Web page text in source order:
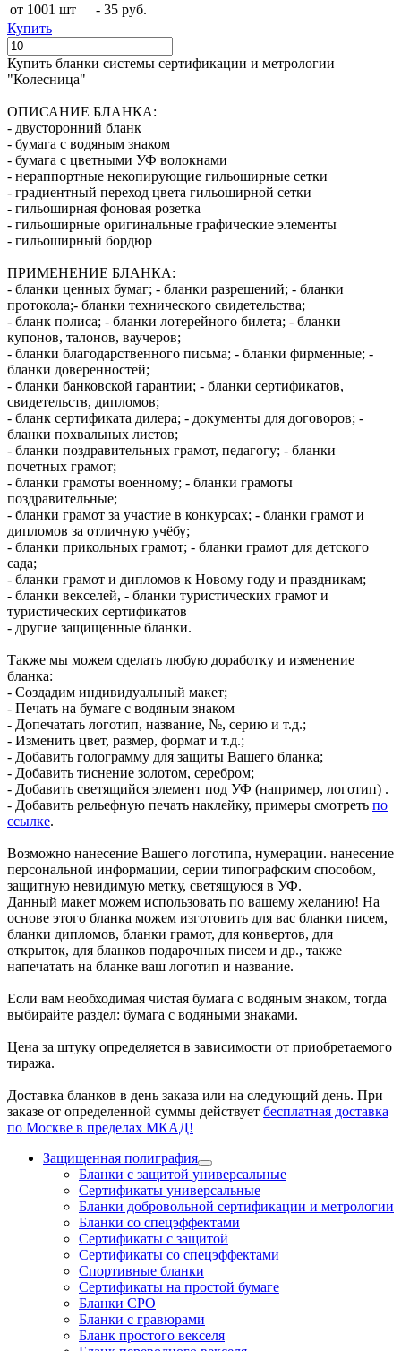
от 1001 шт
- 35 руб.
Купить
Купить бланки системы сертификации и метрологии
"Колесница"
ОПИСАНИЕ БЛАНКА:
- двусторонний бланк
- бумага с водяным знаком
- бумага с цветными УФ волокнами
- нераппортные некопирующие гильоширные сетки
- градиентный переход цвета гильоширной сетки
- гильоширная фоновая розетка
- гильоширные оригинальные графические элементы
- гильоширный бордюр
ПРИМЕНЕНИЕ БЛАНКА:
- бланки ценных бумаг; - бланки разрешений; - бланки
протокола;- бланки технического свидетельства;
- бланк полиса; - бланки лотерейного билета; - бланки
купонов, талонов, ваучеров;
- бланки благодарственного письма; - бланки фирменные; -
бланки доверенностей;
- бланки банковской гарантии; - бланки сертификатов,
свидетельств, дипломов;
- бланк сертификата дилера; - документы для договоров; -
бланки похвальных листов;
- бланки поздравительных грамот, педагогу; - бланки
почетных грамот;
- бланки грамоты военному; - бланки грамоты
поздравительные;
- бланки грамот за участие в конкурсах; - бланки грамот и
дипломов за отличную учёбу;
- бланки прикольных грамот; - бланки грамот для детского
сада;
- бланки грамот и дипломов к Новому году и праздникам;
- бланки векселей, - бланки туристических грамот и
туристических сертификатов
- другие защищенные бланки.
Также мы можем сделать любую доработку и изменение
бланка:
- Создадим индивидуальный макет;
- Печать на бумаге с водяным знаком
- Допечатать логотип, название, №, серию и т.д.;
- Изменить цвет, размер, формат и т.д.;
- Добавить голограмму для защиты Вашего бланка;
- Добавить тиснение золотом, серебром;
- Добавить светящийся элемент под УФ (например, логотип) .
- Добавить рельефную печать наклейку, примеры смотреть по
ссылке.
Возможно нанесение Вашего логотипа, нумерации. нанесение
персональной информации, серии типографским способом,
защитную невидимую метку, светящуюся в УФ.
Данный макет можем использовать по вашему желанию! На
основе этого бланка можем изготовить для вас бланки писем,
бланки дипломов, бланки грамот, для конвертов, для
открыток, для бланков подарочных писем и др., также
напечатать на бланке ваш логотип и название.
Если вам необходимая чистая бумага с водяным знаком, тогда
выбирайте раздел: бумага с водяными знаками.
Цена за штуку определяется в зависимости от приобретаемого
тиража.
Доставка бланков в день заказа или на следующий день. При
заказе от определенной суммы действует бесплатная доставка
по Москве в пределах МКАД!
Защищенная полиграфия
Бланки с защитой универсальные
Сертификаты универсальные
Бланки добровольной сертификации и метрологии
Бланки со спецэффектами
Сертификаты с защитой
Сертификаты со спецэффектами
Спортивные бланки
Cертификаты на простой бумаге
Бланки СРО
Бланки с гравюрами
Бланк простого векселя